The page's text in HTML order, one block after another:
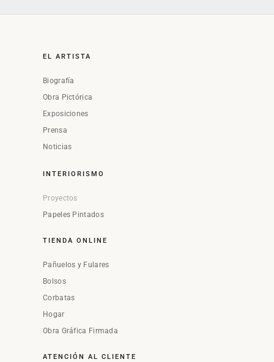
EL ARTISTA
Biografía
Obra Pictórica
Exposiciones
Prensa
Noticias
INTERIORISMO
Proyectos
Papeles Pintados
TIENDA ONLINE
Pañuelos y Fulares
Bolsos
Corbatas
Hogar
Obra Gráfica Firmada
ATENCIÓN AL CLIENTE